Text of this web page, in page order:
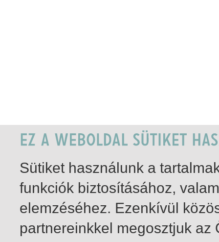
Sütiket használunk a
funkciók biztosításához,
elemzéséhez. Ezenkívül
partnereinkkel megosztjuk